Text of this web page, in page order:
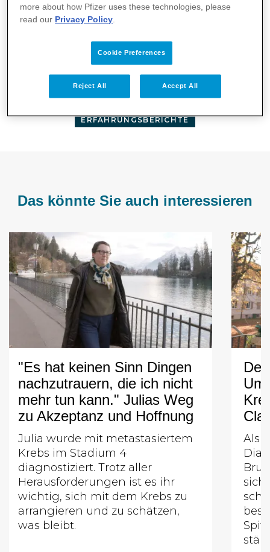
PP-UNP-CHE-1370 Sep 2025
ERFAHRUNGSBERICHTE
Das könnte Sie auch interessieren
"Es hat keinen Sinn Dingen
nachzutrauern, die ich nicht
mehr tun kann." Julias Weg
zu Akzeptanz und Hoffnung
Julia wurde mit metastasiertem
Krebs im Stadium 4
diagnostiziert. Trotz aller
Herausforderungen ist es ihr
wichtig, sich mit dem Krebs zu
arrangieren und zu schätzen,
was bleibt.
Als
sich
more about how Pfizer uses these technologies, please
read our Privacy Policy.
Cookie Preferences
Reject All Accept All